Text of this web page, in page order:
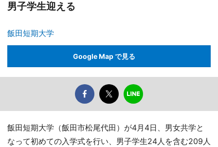
男子学生迎える
飯田短期大学
Google Map で見る
飯田短期大学（飯田市松尾代田）が4月4日、男女共学と
なって初めての入学式を行い、男子学生24人を含む209人